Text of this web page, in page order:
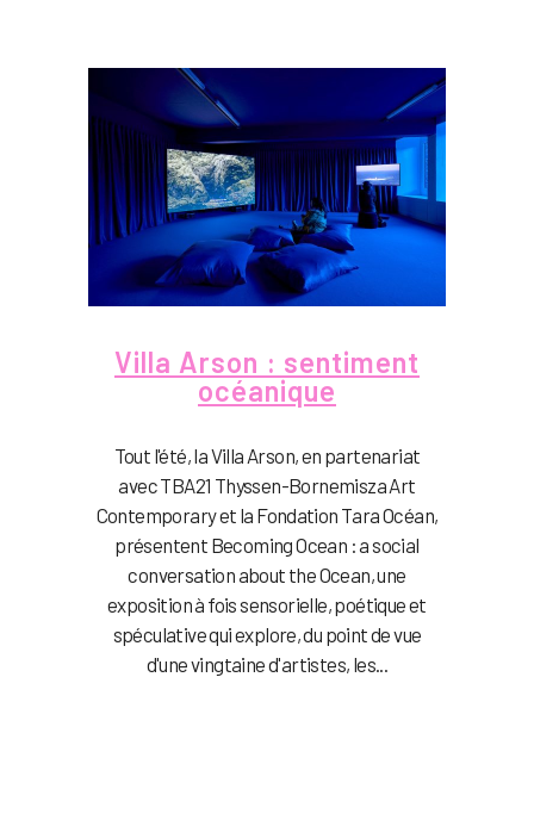
Villa Arson : sentiment
océanique
Tout l'été, la Villa Arson, en partenariat
avec TBA21 Thyssen-Bornemisza Art
Contemporary et la Fondation Tara Océan,
présentent Becoming Ocean : a social
conversation about the Ocean, une
exposition à fois sensorielle, poétique et
spéculative qui explore, du point de vue
d'une vingtaine d'artistes, les...